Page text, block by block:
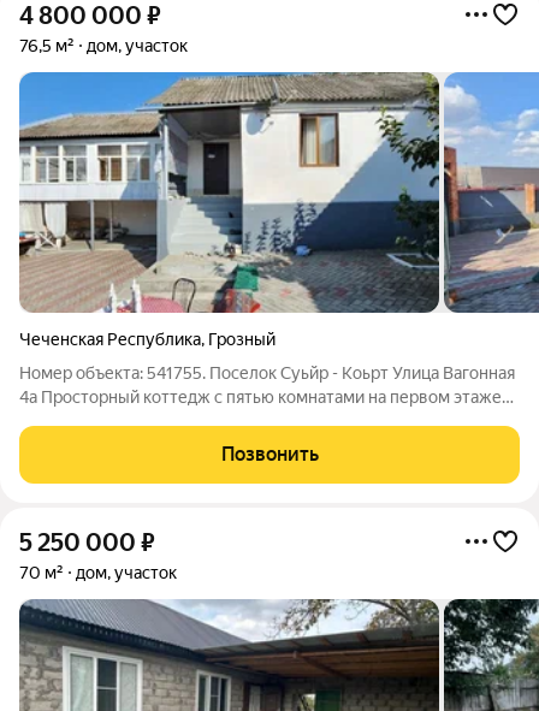
4 800 000 ₽
76,5 м² дом, участок
Чеченская Республика, Грозный
Номер объекта: 541755. Поселок Суьйр - Коьрт Улица Вагонная
4а Просторный коттедж с пятью комнатами на первом этаже
квадратных метров. Этот дом идеально подходит для тех, кому
важен комфорт и удобство.
Позвонить
5 250 000 ₽
70 м² дом, участок